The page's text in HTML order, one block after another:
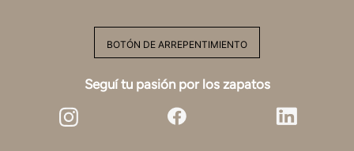
BOTÓN DE ARREPENTIMIENTO
Seguí tu pasión por los zapatos